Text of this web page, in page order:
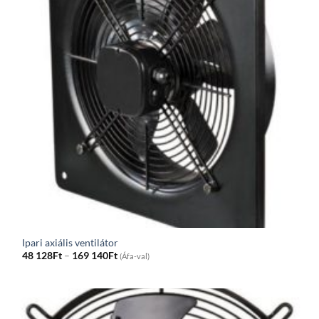
Ipari axiális ventilátor
48 128Ft – 169 140FtPrice
range:
through
169
(Áfa-val)